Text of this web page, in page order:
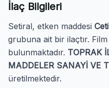
İlaç Bilgileri
Setiral, etken maddesi
grubuna ait bir ilaçtır.
bulunmaktadır. TOPRAK
MADDELER SANAYİ VE
üretilmektedir.